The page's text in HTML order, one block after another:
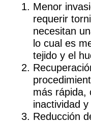
Menor
requerir
necesitan
lo cual es
tejido y el
más rápida,
inactividad
Reducción